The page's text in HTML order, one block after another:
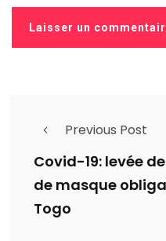
Previous Post
Covid-19: levée
de masque
Togo